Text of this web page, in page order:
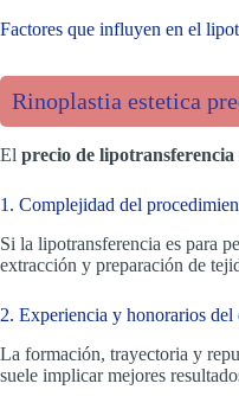
Factores que influyen en el
Rinoplastia estetica
El precio de
1. Complejidad del
Si la lipotransferencia es para
extracción y preparación de
2. Experiencia y honorarios del
La formación, trayectoria y
suele implicar mejores